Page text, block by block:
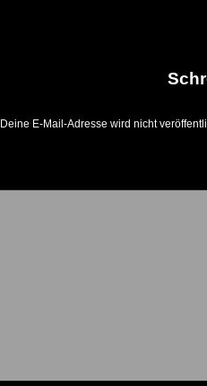
Deine E-Mail-Adresse wird nicht